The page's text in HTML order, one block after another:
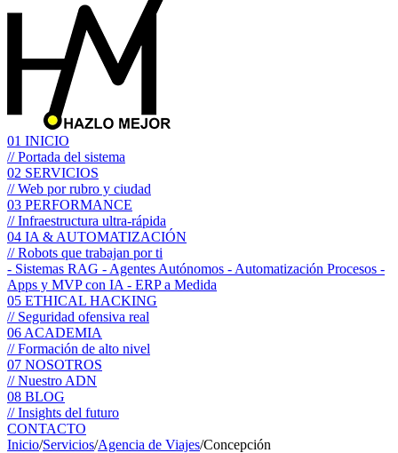
01 INICIO
// Portada del sistema
02 SERVICIOS
// Web por rubro y ciudad
03 PERFORMANCE
// Infraestructura ultra-rápida
04 IA & AUTOMATIZACIÓN
// Robots que trabajan por ti
- Sistemas RAG - Agentes Autónomos - Automatización Procesos -
Apps y MVP con IA - ERP a Medida
05 ETHICAL HACKING
// Seguridad ofensiva real
06 ACADEMIA
// Formación de alto nivel
07 NOSOTROS
// Nuestro ADN
08 BLOG
// Insights del futuro
CONTACTO
Inicio/Servicios/Agencia de Viajes/Concepción